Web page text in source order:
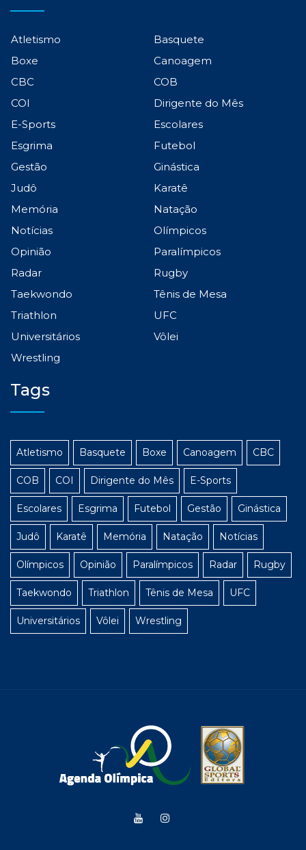
Atletismo
Basquete
Boxe
Canoagem
CBC
COB
COI
Dirigente do Mês
E-Sports
Escolares
Esgrima
Futebol
Gestão
Ginástica
Judô
Karatê
Memória
Natação
Notícias
Olímpicos
Opinião
Paralímpicos
Radar
Rugby
Taekwondo
Tênis de Mesa
Triathlon
UFC
Universitários
Vôlei
Wrestling
Tags
Atletismo Basquete Boxe Canoagem CBC
COB COI Dirigente do Mês E-Sports
Escolares Esgrima Futebol Gestão Ginástica
Judô Karatê Memória Natação Notícias
Olímpicos Opinião Paralímpicos Radar Rugby
Taekwondo Triathlon Tênis de Mesa UFC
Universitários Vôlei Wrestling